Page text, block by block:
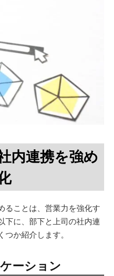
内連携を強め
ることは、営業力を強化す
下に、部下と上司の社内連
か紹介します。
ーション